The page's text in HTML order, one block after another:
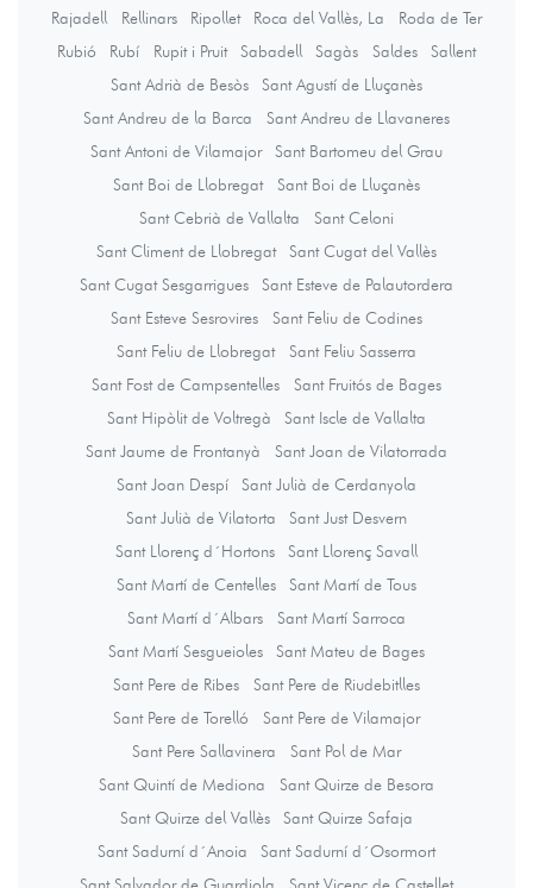
Rajadell
Rellinars Ripollet Roca del Vallès, La
Roda de Ter
Rubió
Rubí Rupit i Pruit Sabadell Sagàs Saldes
Sallent
Sant Adrià de Besòs
Sant Agustí de Lluçanès
Sant Andreu de la Barca
Sant Andreu de Llavaneres
Sant Antoni de Vilamajor
Sant Bartomeu del Grau
Sant Boi de Llobregat
Sant Boi de Lluçanès
Sant Cebrià de Vallalta
Sant Celoni
Sant Climent de Llobregat
Sant Cugat del Vallès
Sant Cugat Sesgarrigues
Sant Esteve de Palautordera
Sant Esteve Sesrovires
Sant Feliu de Codines
Sant Feliu de Llobregat
Sant Feliu Sasserra
Sant Fost de Campsentelles
Sant Fruitós de Bages
Sant Hipòlit de Voltregà
Sant Iscle de Vallalta
Sant Jaume de Frontanyà
Sant Joan de Vilatorrada
Sant Joan Despí
Sant Julià de Cerdanyola
Sant Julià de Vilatorta
Sant Just Desvern
Sant Llorenç d´Hortons
Sant Llorenç Savall
Sant Martí de Centelles
Sant Martí de Tous
Sant Martí d´Albars
Sant Martí Sarroca
Sant Martí Sesgueioles
Sant Mateu de Bages
Sant Pere de Ribes
Sant Pere de Riudebitlles
Sant Pere de Torelló
Sant Pere de Vilamajor
Sant Pere Sallavinera
Sant Pol de Mar
Sant Quintí de Mediona
Sant Quirze de Besora
Sant Quirze del Vallès
Sant Quirze Safaja
Sant Sadurní d´Anoia
Sant Sadurní d´Osormort